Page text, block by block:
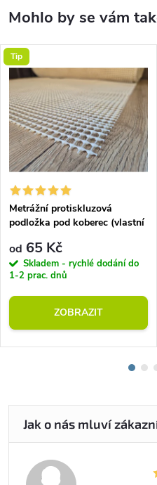
Tip
Metrážní protiskluzová
podložka pod koberec (vlastní
od 65 Kč
Skladem - rychlé dodání do
1-2 prac. dnů
ZOBRAZIT